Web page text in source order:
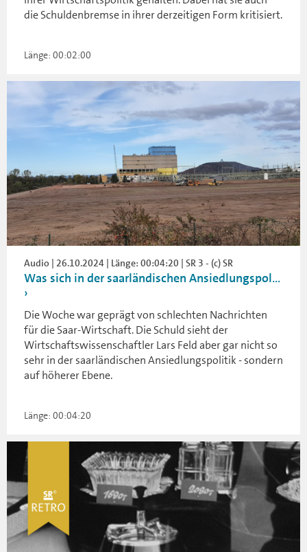
die Schuldenbremse in ihrer derzeitigen Form kritisiert.
Länge: 00:02:00
Audio | 26.10.2024 | Länge: 00:04:20 | SR 3 - (c) SR
Was sich in der saarländischen Ansiedlungspol...
Die Woche war geprägt von schlechten Nachrichten
für die Saar-Wirtschaft. Die Schuld sieht der
Wirtschaftswissenschaftler Lars Feld aber gar nicht so
sehr in der saarländischen Ansiedlungspolitik - sondern
auf höherer Ebene.
Länge: 00:04:20